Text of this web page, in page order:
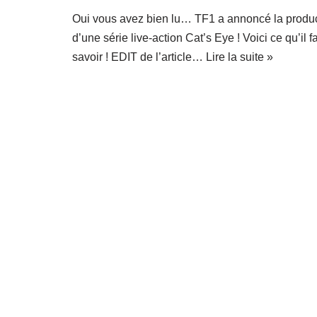
Oui vous avez bien lu… TF1 a annoncé la
d’une série live-action Cat’s Eye ! Voici ce qu’il
savoir ! EDIT de l’article… Lire la suite »